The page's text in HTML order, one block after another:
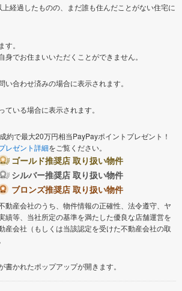
経過したものの、まだ誰も住んだことがない住宅に
。
でお住まいいただくことができません。
い合わせ済みの場合に表示されます。
いる場合に表示されます。
約で最大20万円相当PayPayポイントプレゼント！
レゼント詳細をご覧ください。
ゴールド推奨店 取り扱い物件
シルバー推奨店 取り扱い物件
ブロンズ推奨店 取り扱い物件
動産会社のうち、物件情報の正確性、法令遵守、ヤ
績等、当社所定の基準を満たした優良な店舗運営を
産会社（もしくは当該認定を受けた不動産会社の取
書かれたポップアップが開きます。